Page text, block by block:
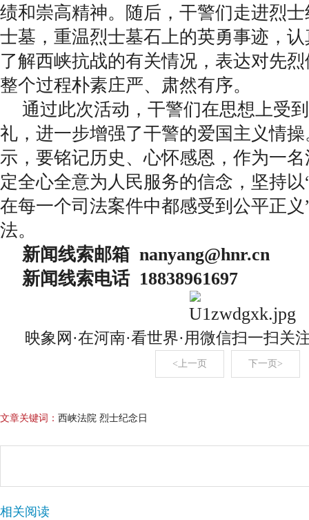
绩和崇高精神。随后，干警们走进烈
士墓，重温烈士墓石上的英勇事迹，
了解西峡抗战的有关情况，表达对先
整个过程朴素庄严、肃然有序。
通过此次活动，干警们在思想上受
礼，进一步增强了干警的爱国主义情
示，要铭记历史、心怀感恩，作为一
定全心全意为人民服务的信念，坚持
在每一个司法案件中都感受到公平正
法。
新闻线索邮箱
新闻线索电话 18838961697
映象网·在河南·看世界·用微信扫一扫关
<上一页 下一页>
文章关键词： 西峡法院 烈士纪念日
相关阅读